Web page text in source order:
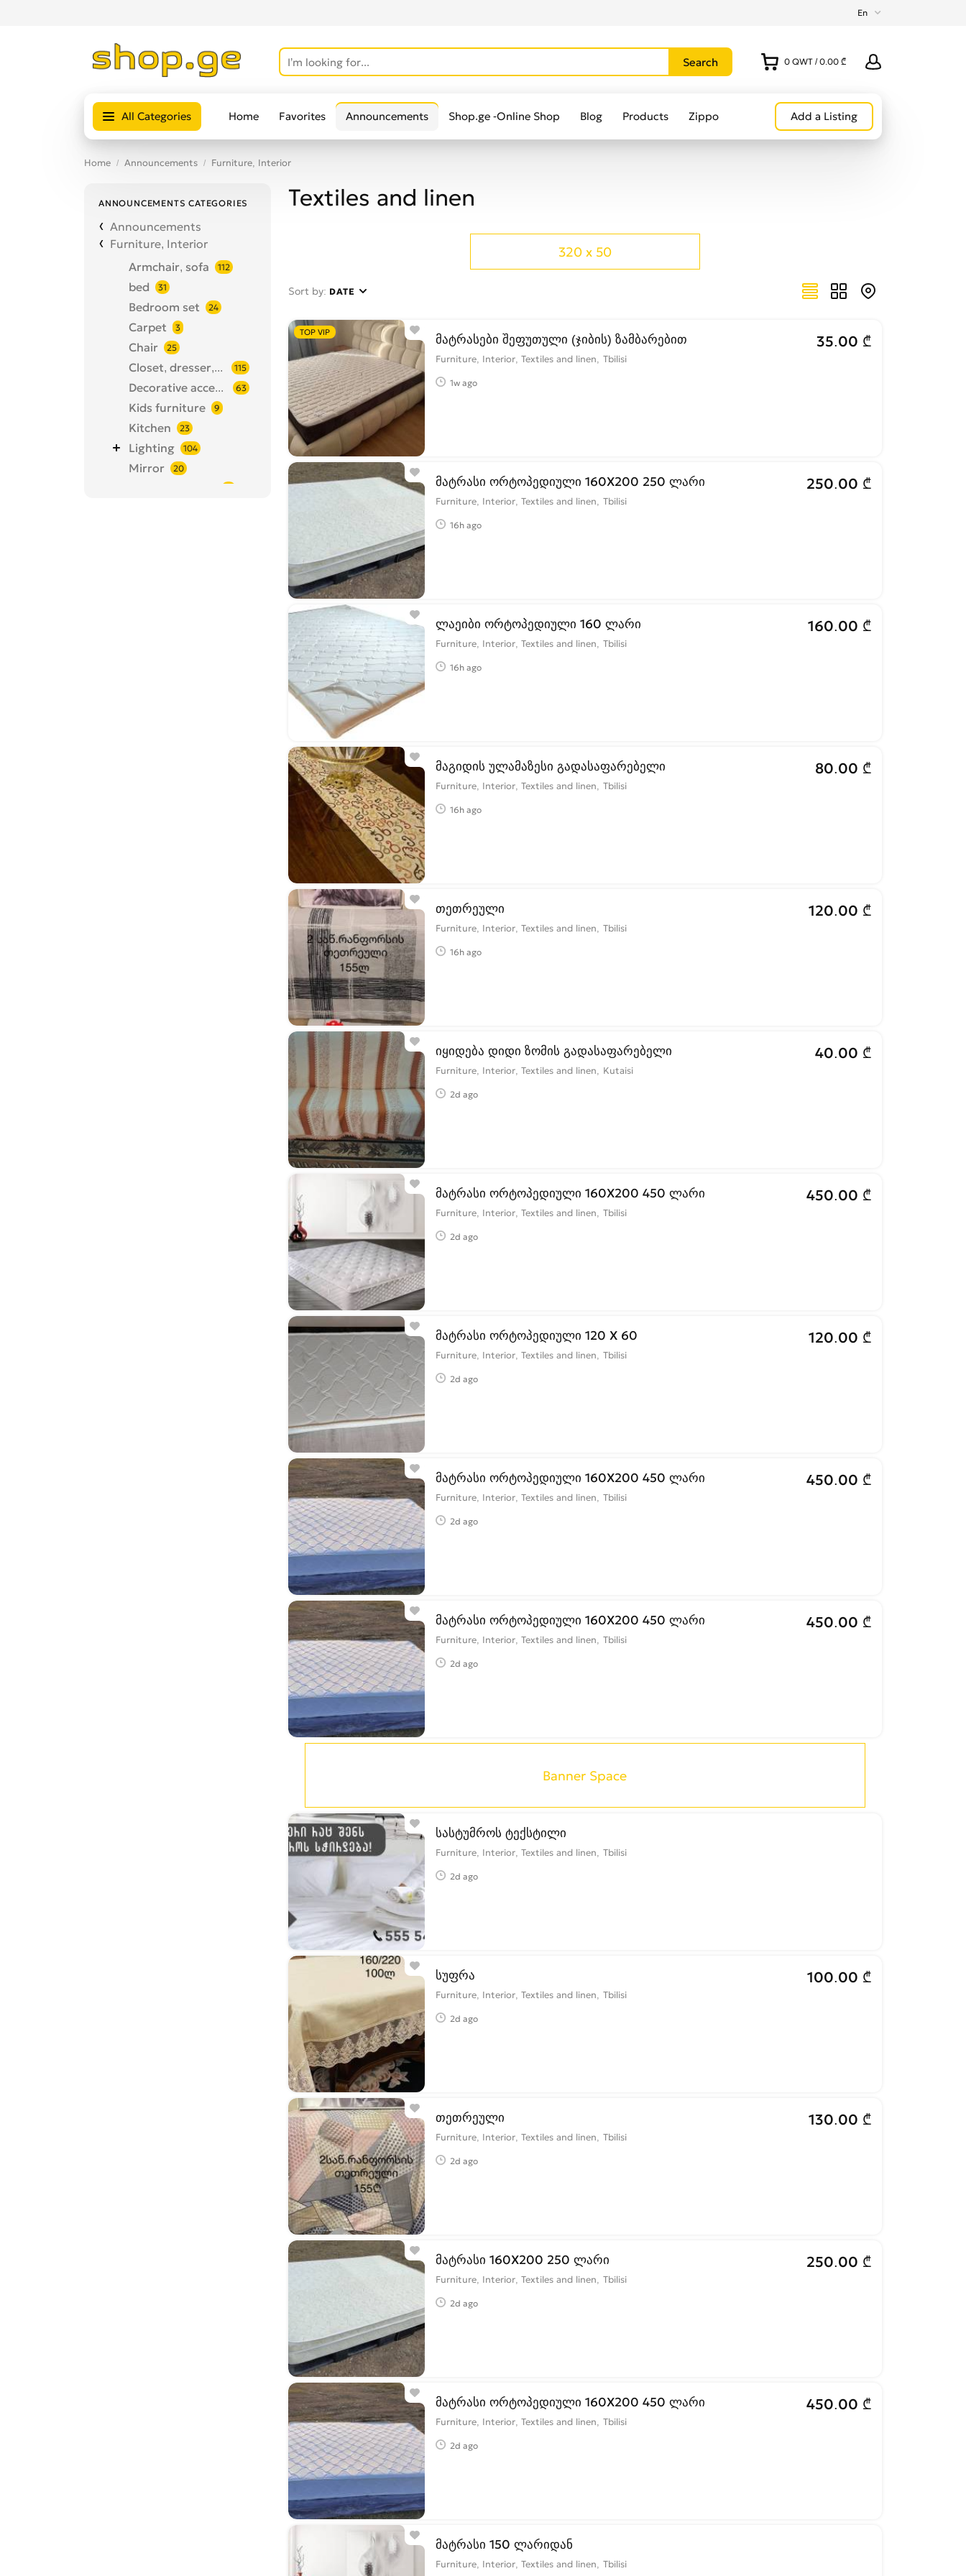
En
0 QWT / 0.00 ₾
All Categories Home Favorites Announcements Shop.ge -Online Shop Blog Products Zippo Add a Listing
Home Announcements Furniture, Interior
ANNOUNCEMENTS CATEGORIES
Announcements
Furniture, Interior
Armchair, sofa
112
bed 31
Bedroom set 24
Carpet 3
Chair 25
Closet, dresser, shelf 115
Decorative accessories 63
Kids furniture 9
Kitchen 23
Lighting 104
Mirror 20
Textiles and linen
320 x 50
Sort by: DATE
TOP VIP მატრასები შეფუთული (ჯიბის) ზამბარებით
Furniture, Interior, Textiles and linen Tbilisi
1w ago
35.00 ₾
მატრასი ორტოპედიული 160X200 250 ლარი
Furniture, Interior, Textiles and linen Tbilisi
16h ago
250.00 ₾
ლაეიბი ორტოპედიული 160 ლარი
Furniture, Interior, Textiles and linen Tbilisi
16h ago
160.00 ₾
მაგიდის ულამაზესი გადასაფარებელი
Furniture, Interior, Textiles and linen Tbilisi
16h ago
80.00 ₾
თეთრეული
Furniture, Interior, Textiles and linen Tbilisi
16h ago
120.00 ₾
იყიდება დიდი ზომის გადასაფარებელი
Furniture, Interior, Textiles and linen Kutaisi
2d ago
40.00 ₾
მატრასი ორტოპედიული 160X200 450 ლარი
Furniture, Interior, Textiles and linen Tbilisi
2d ago
450.00 ₾
მატრასი ორტოპედიული 120 X 60
Furniture, Interior, Textiles and linen Tbilisi
2d ago
120.00 ₾
მატრასი ორტოპედიული 160X200 450 ლარი
Furniture, Interior, Textiles and linen Tbilisi
2d ago
450.00 ₾
მატრასი ორტოპედიული 160X200 450 ლარი
Furniture, Interior, Textiles and linen Tbilisi
2d ago
450.00 ₾
Banner Space
სასტუმროს ტექსტილი
Furniture, Interior, Textiles and linen Tbilisi
2d ago
სუფრა
Furniture, Interior, Textiles and linen Tbilisi
2d ago
100.00 ₾
თეთრეული
Furniture, Interior, Textiles and linen Tbilisi
2d ago
130.00 ₾
მატრასი 160X200 250 ლარი
Furniture, Interior, Textiles and linen Tbilisi
2d ago
250.00 ₾
მატრასი ორტოპედიული 160X200 450 ლარი
Furniture, Interior, Textiles and linen Tbilisi
2d ago
450.00 ₾
მატრასი 150 ლარიდან
Furniture, Interior, Textiles and linen Tbilisi